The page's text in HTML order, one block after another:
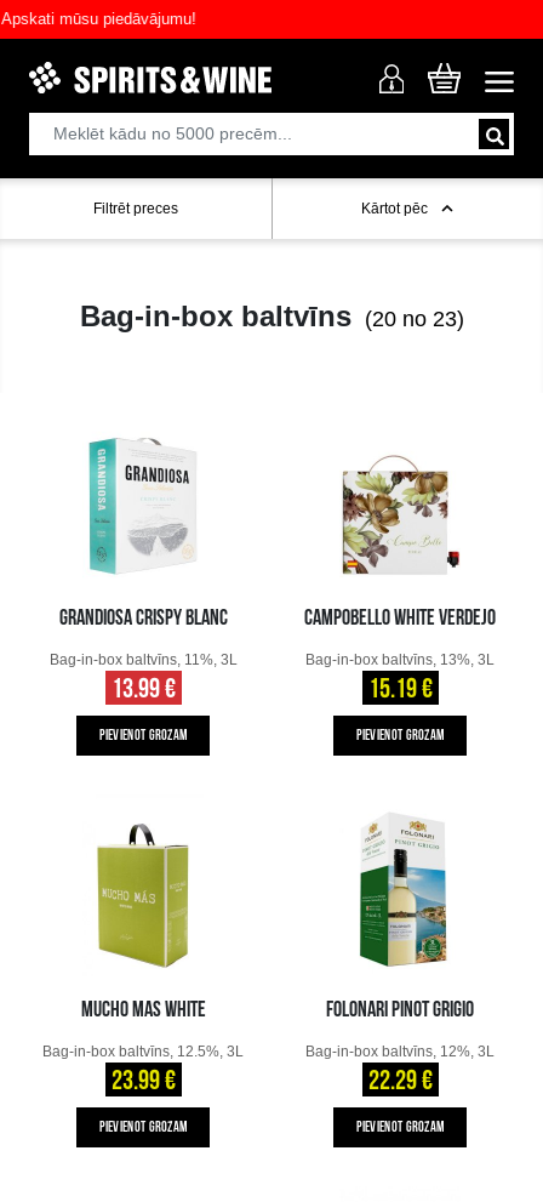
mūsu piedāvājumu!
Filtrēt preces Kārtot pēc
Bag-in-box baltvīns (20 no 23)
GRANDIOSA CRISPY BLANC
Bag-in-box baltvīns, 11%, 3L
13.99 €
PIEVIENOT GROZAM
CAMPOBELLO WHITE VERDEJO
Bag-in-box baltvīns, 13%, 3L
15.19 €
PIEVIENOT GROZAM
MUCHO MAS WHITE
Bag-in-box baltvīns, 12.5%, 3L
23.99 €
PIEVIENOT GROZAM
FOLONARI PINOT GRIGIO
Bag-in-box baltvīns, 12%, 3L
22.29 €
PIEVIENOT GROZAM